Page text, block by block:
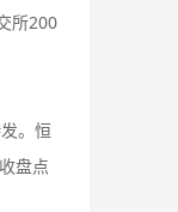
所200
。恒
盘点